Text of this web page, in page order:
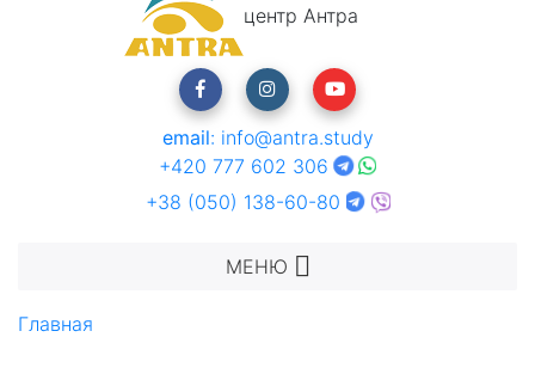
центр Антра
email: info@antra.study
+420 777 602 306
+38 (050) 138-60-80
МЕНЮ
Главная